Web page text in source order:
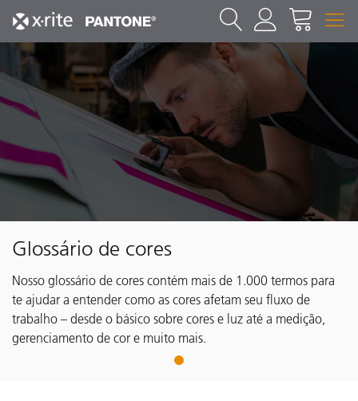
Glossário de cores
Nosso glossário de cores contém mais de 1.000 termos para
te ajudar a entender como as cores afetam seu fluxo de
trabalho – desde o básico sobre cores e luz até a medição,
gerenciamento de cor e muito mais.
1